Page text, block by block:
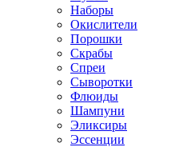
Наборы
Окислители
Порошки
Скрабы
Спреи
Сыворотки
Флюиды
Шампуни
Эликсиры
Эссенции